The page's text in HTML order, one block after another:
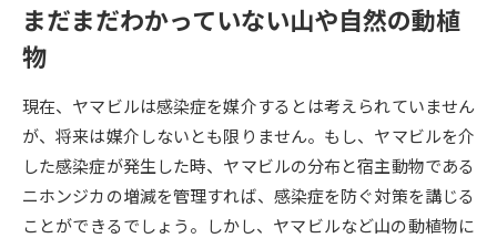
志望校・出願校を調べる
先輩が入学を決めた理由 テレメール全国一斉進学調査
新生活お役立ちガイド
まだまだわかっていない山や自然の動植
物
現在、ヤマビルは感染症を媒介するとは考えられていません
が、将来は媒介しないとも限りません。もし、ヤマビルを介
した感染症が発生した時、ヤマビルの分布と宿主動物である
ニホンジカの増減を管理すれば、感染症を防ぐ対策を講じる
ことができるでしょう。しかし、ヤマビルなど山の動植物に